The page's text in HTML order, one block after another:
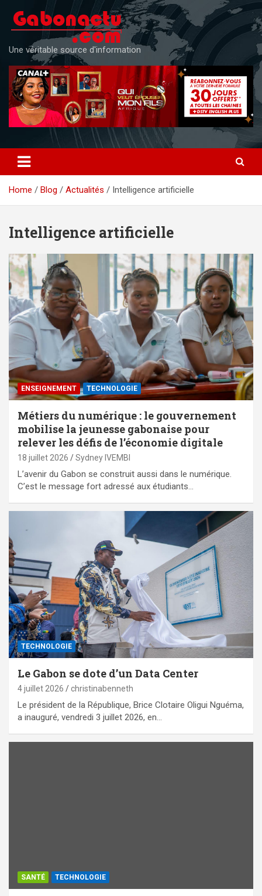
content
Une véritable source d'information
Home Blog Actualités Intelligence artificielle
Intelligence artificielle
ENSEIGNEMENT TECHNOLOGIE
Métiers du numérique : le gouvernement
mobilise la jeunesse gabonaise pour
relever les défis de l’économie digitale
18 juillet 2026 Sydney IVEMBI
L’avenir du Gabon se construit aussi dans le numérique.
C’est le message fort adressé aux étudiants…
TECHNOLOGIE
Le Gabon se dote d’un Data Center
4 juillet 2026 christinabenneth
Le président de la République, Brice Clotaire Oligui Nguéma,
a inauguré, vendredi 3 juillet 2026, en…
SANTÉ TECHNOLOGIE